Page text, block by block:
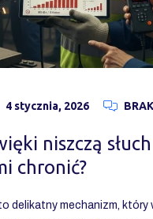
4 stycznia, 2026
niszczą
chronić?
delikatny mechanizm, który